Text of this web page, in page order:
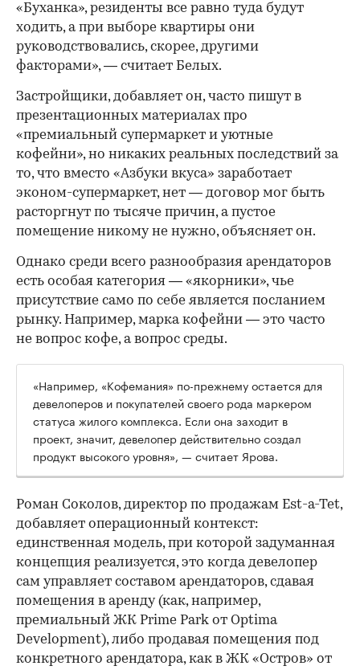
«Буханка», резиденты все равно туда будут
ходить, а при выборе квартиры они
руководствовались, скорее, другими
факторами», — считает Белых.
Застройщики, добавляет он, часто пишут в
презентационных материалах про
«премиальный супермаркет и уютные
кофейни», но никаких реальных последствий за
то, что вместо «Азбуки вкуса» заработает
эконом-супермаркет, нет — договор мог быть
расторгнут по тысяче причин, а пустое
помещение никому не нужно, объясняет он.
Однако среди всего разнообразия арендаторов
есть особая категория — «якорники», чье
присутствие само по себе является посланием
рынку. Например, марка кофейни — это часто
не вопрос кофе, а вопрос среды.
«Например, «Кофемания» по-прежнему остается для
девелоперов и покупателей своего рода маркером
статуса жилого комплекса. Если она заходит в
проект, значит, девелопер действительно создал
продукт высокого уровня», — считает Ярова.
Роман Соколов, директор по продажам Est-a-Tet,
добавляет операционный контекст:
единственная модель, при которой задуманная
концепция реализуется, это когда девелопер
сам управляет составом арендаторов, сдавая
помещения в аренду (как, например,
премиальный ЖК Prime Park от Optima
Development), либо продавая помещения под
конкретного арендатора, как в ЖК «Остров» от